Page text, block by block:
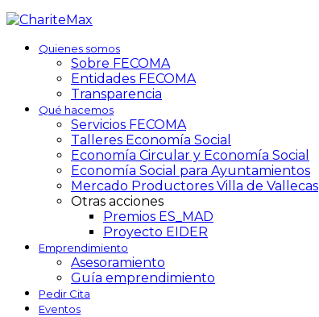
Quienes somos
Sobre FECOMA
Entidades FECOMA
Transparencia
Qué hacemos
Servicios FECOMA
Talleres Economía Social
Economía Circular y Economía Social
Economía Social para Ayuntamientos
Mercado Productores Villa de Vallecas
Otras acciones
Premios ES_MAD
Proyecto EIDER
Emprendimiento
Asesoramiento
Guía emprendimiento
Pedir Cita
Eventos